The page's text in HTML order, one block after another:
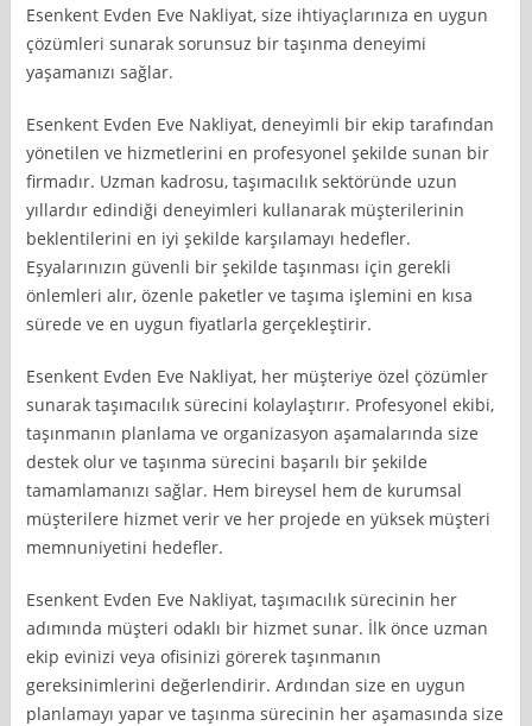
Esenkent Evden Eve Nakliyat, size ihtiyaçlarınıza en uygun
çözümleri sunarak sorunsuz bir taşınma deneyimi
yaşamanızı sağlar.
Esenkent Evden Eve Nakliyat, deneyimli bir ekip tarafından
yönetilen ve hizmetlerini en profesyonel şekilde sunan bir
firmadır. Uzman kadrosu, taşımacılık sektöründe uzun
yıllardır edindiği deneyimleri kullanarak müşterilerinin
beklentilerini en iyi şekilde karşılamayı hedefler.
Eşyalarınızın güvenli bir şekilde taşınması için gerekli
önlemleri alır, özenle paketler ve taşıma işlemini en kısa
sürede ve en uygun fiyatlarla gerçekleştirir.
Esenkent Evden Eve Nakliyat, her müşteriye özel çözümler
sunarak taşımacılık sürecini kolaylaştırır. Profesyonel ekibi,
taşınmanın planlama ve organizasyon aşamalarında size
destek olur ve taşınma sürecini başarılı bir şekilde
tamamlamanızı sağlar. Hem bireysel hem de kurumsal
müşterilere hizmet verir ve her projede en yüksek müşteri
memnuniyetini hedefler.
Esenkent Evden Eve Nakliyat, taşımacılık sürecinin her
adımında müşteri odaklı bir hizmet sunar. İlk önce uzman
ekip evinizi veya ofisinizi görerek taşınmanın
gereksinimlerini değerlendirir. Ardından size en uygun
planlamayı yapar ve taşınma sürecinin her aşamasında size